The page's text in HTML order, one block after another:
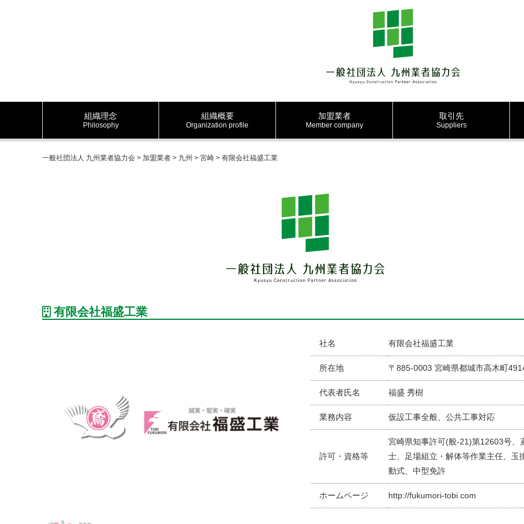
組織理念
Philosophy
組織概要
Organization profile
加盟業者
Member company
取引先
Suppliers
一般社団法人 九州業者協力会 > 加盟業者 > 九州 > 宮崎 > 有限会社福盛工業
有限会社福盛工業
社名 有限会社福盛工業
所在地 〒885-0003 宮崎県都城市高木町
代表者氏名 福盛 秀樹
業務内容 仮設工事全般、公共工事対応
許可・資格等
宮崎県知事許可(般-21)第12603号、
士、足場組立・解体等作業主任、玉
動式、中型免許
ホームページ http://fukumori-tobi.com